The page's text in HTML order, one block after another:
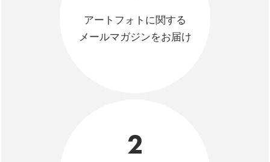
アートフォトに関する
メールマガジンをお届け
2